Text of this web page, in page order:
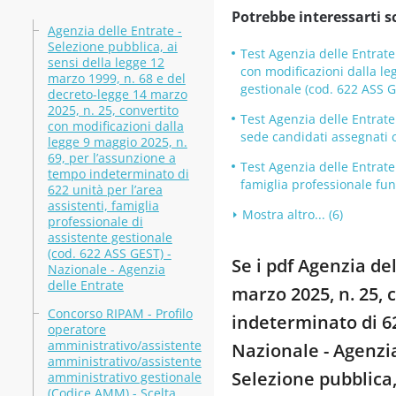
Agenzia delle Entrate -
Selezione pubblica, ai
sensi della legge 12
marzo 1999, n. 68 e del
decreto-legge 14 marzo
2025, n. 25, convertito
con modificazioni dalla
legge 9 maggio 2025, n.
69, per l’assunzione a
tempo indeterminato di
622 unità per l’area
assistenti, famiglia
professionale di
assistente gestionale
(cod. 622 ASS GEST) -
Nazionale - Agenzia
delle Entrate
Concorso RIPAM - Profilo
operatore
amministrativo/assistente
amministrativo/assistente
amministrativo gestionale
Potrebbe interessarti
Test Agenzia delle
con modificazioni dalla
gestionale (cod. 622 ASS
Test Agenzia delle
sede candidati assegnati
Test Agenzia delle
famiglia professionale
Mostra altro... (6)
Se i pdf Agenzia
marzo 2025, n.
indeterminato di
Nazionale -
Selezione